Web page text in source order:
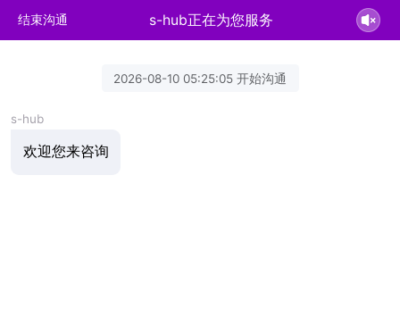
结束沟通 s-hub正在为您服务
2026-08-10 05:25:05 开始沟通
s-hub
欢迎您来咨询